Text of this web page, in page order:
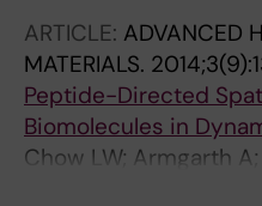
ARTICLE: ADVANCED
MATERIALS.
Peptide-Directed
Biomolecules in
Chow LW; Armgarth
S; Gentilini C;